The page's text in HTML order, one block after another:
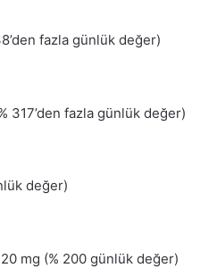
fazla günlük değer)
317’den fazla günlük değer)
değer)
mg (% 200 günlük değer)